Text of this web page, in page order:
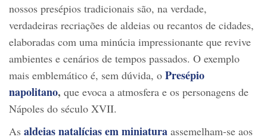
nossos presépios tradicionais são, na verdade,
verdadeiras recriações de aldeias ou recantos de cidades,
elaboradas com uma minúcia impressionante que revive
ambientes e cenários de tempos passados. O exemplo
mais emblemático é, sem dúvida, o Presépio
napolitano, que evoca a atmosfera e os personagens de
Nápoles do século XVII.
As aldeias natalícias em miniatura assemelham-se aos